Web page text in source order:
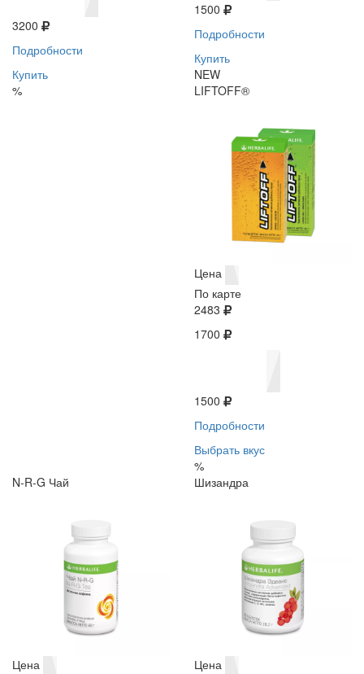
3200
Подробности
Купить
%
1500
Подробности
Купить
NEW
LIFTOFF®
Цена
По карте
2483
1700
1500
Подробности
Выбрать вкус
%
N-R-G Чай
Цена
Шизандра
Цена